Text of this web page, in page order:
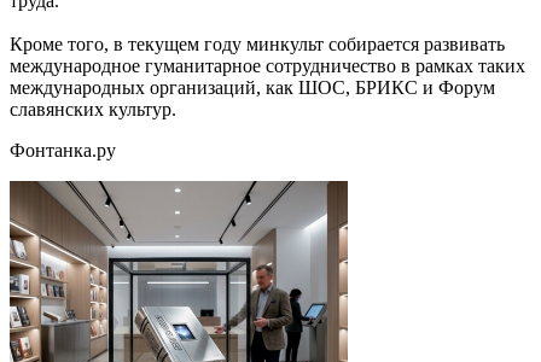
Кроме того, в текущем году минкульт собирается развивать
международное гуманитарное сотрудничество в рамках таких
международных организаций, как ШОС, БРИКС и Форум
славянских культур.
Фонтанка.ру